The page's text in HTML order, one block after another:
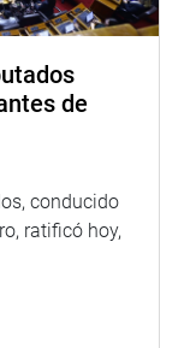
de
conducido
ratificó hoy,